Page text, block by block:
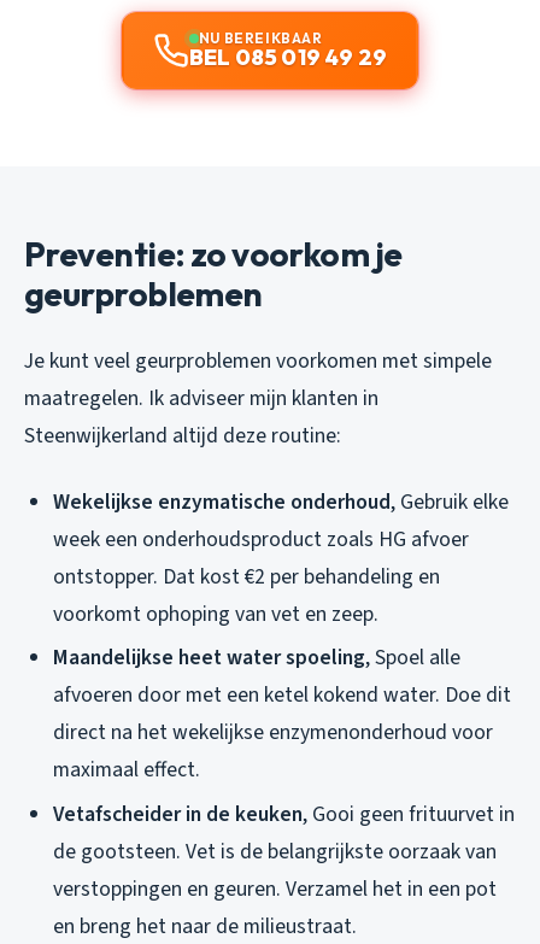
NU BEREIKBAAR
BEL 085 019 49 29
Preventie: zo voorkom je
geurproblemen
Je kunt veel geurproblemen voorkomen met simpele
maatregelen. Ik adviseer mijn klanten in
Steenwijkerland altijd deze routine:
Wekelijkse enzymatische onderhoud, Gebruik elke
week een onderhoudsproduct zoals HG afvoer
ontstopper. Dat kost €2 per behandeling en
voorkomt ophoping van vet en zeep.
Maandelijkse heet water spoeling, Spoel alle
afvoeren door met een ketel kokend water. Doe dit
direct na het wekelijkse enzymenonderhoud voor
maximaal effect.
Vetafscheider in de keuken, Gooi geen frituurvet in
de gootsteen. Vet is de belangrijkste oorzaak van
verstoppingen en geuren. Verzamel het in een pot
en breng het naar de milieustraat.